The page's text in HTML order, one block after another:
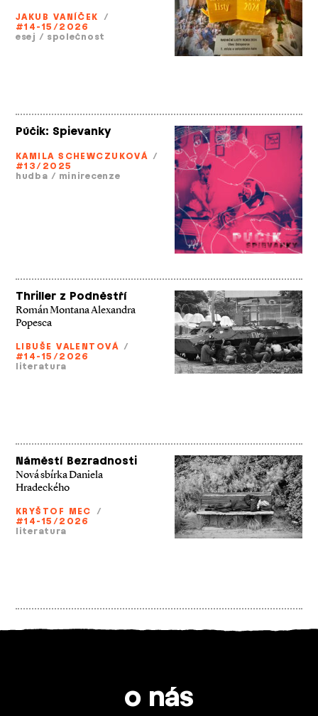
JAKUB VANÍČEK /
#14-15/2026
esej / společnost
Púčik: Spievanky
KAMILA SCHEWCZUKOVÁ /
#13/2025
hudba / minirecenze
Thriller z Podněstří
Román Montana Alexandra
Popesca
LIBUŠE VALENTOVÁ /
#14-15/2026
literatura
Náměstí Bezradnosti
Nová sbírka Daniela
Hradeckého
KRYŠTOF MEC /
#14-15/2026
literatura
o nás